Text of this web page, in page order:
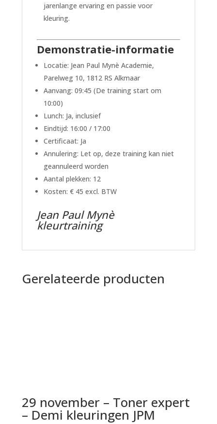
jarenlange ervaring en passie voor
kleuring.
Demonstratie-informatie
Locatie: Jean Paul Mynè Academie,
Parelweg 10, 1812 RS Alkmaar
Aanvang: 09:45 (De training start om
10:00)
Lunch: Ja, inclusief
Eindtijd: 16:00 / 17:00
Certificaat: Ja
Annulering: Let op, deze training kan niet
geannuleerd worden
Aantal plekken: 12
Kosten: € 45 excl. BTW
Jean Paul Mynè
kleurtraining
Gerelateerde producten
29 november – Toner expert
– Demi kleuringen JPM